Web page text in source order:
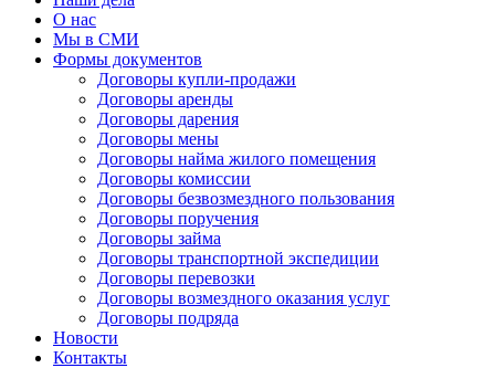
О нас
Мы в СМИ
Формы документов
Договоры купли-продажи
Договоры аренды
Договоры дарения
Договоры мены
Договоры найма жилого помещения
Договоры комиссии
Договоры безвозмездного пользования
Договоры поручения
Договоры займа
Договоры транспортной экспедиции
Договоры перевозки
Договоры возмездного оказания услуг
Договоры подряда
Новости
Контакты